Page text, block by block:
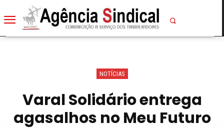
NOTÍCIAS
Varal Solidário entrega
agasalhos no Meu Futuro